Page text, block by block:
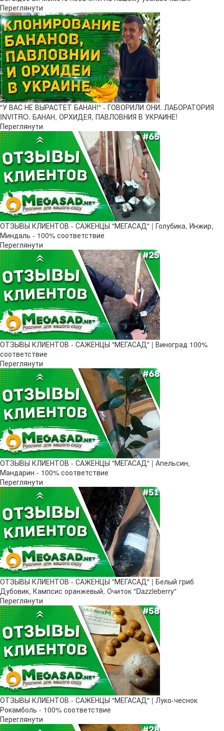
Переглянути
"У ВАС НЕ ВЫРАСТЕТ БАНАН!" - ГОВОРИЛИ ОНИ. ЛАБОРАТОРИЯ
INVITRO. БАНАН, ОРХИДЕЯ, ПАВЛОВНИЯ В УКРАИНЕ!
Переглянути
ОТЗЫВЫ КЛИЕНТОВ - САЖЕНЦЫ "МЕГАСАД" | Голубика, Инжир,
Миндаль - 100% соответствие
Переглянути
ОТЗЫВЫ КЛИЕНТОВ - САЖЕНЦЫ "МЕГАСАД" | Виноград 100%
соответствие
Переглянути
ОТЗЫВЫ КЛИЕНТОВ - САЖЕНЦЫ "МЕГАСАД" | Апельсин,
Мандарин - 100% соответствие
Переглянути
ОТЗЫВЫ КЛИЕНТОВ - САЖЕНЦЫ "МЕГАСАД" | Белый гриб
Дубовик, Кампсис оранжевый, Очиток "Dazzleberry"
Переглянути
ОТЗЫВЫ КЛИЕНТОВ - САЖЕНЦЫ "МЕГАСАД" | Луко-чеснок
Рокамболь - 100% соответствие
Переглянути